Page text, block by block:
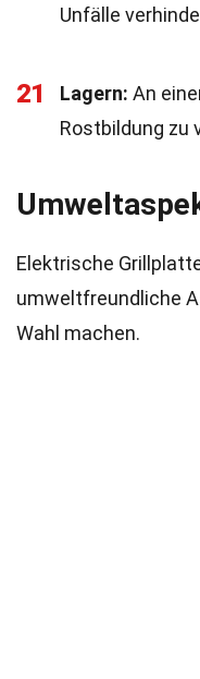
Unfälle
21 Lagern: An
Rostbildung zu
Elektrische
umweltfreundliche
Wahl machen.